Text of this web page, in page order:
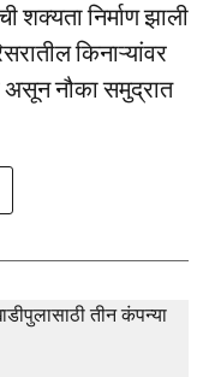
शक्यता निर्माण झाली
किनाऱ्यांवर
असून नौका समुद्रात